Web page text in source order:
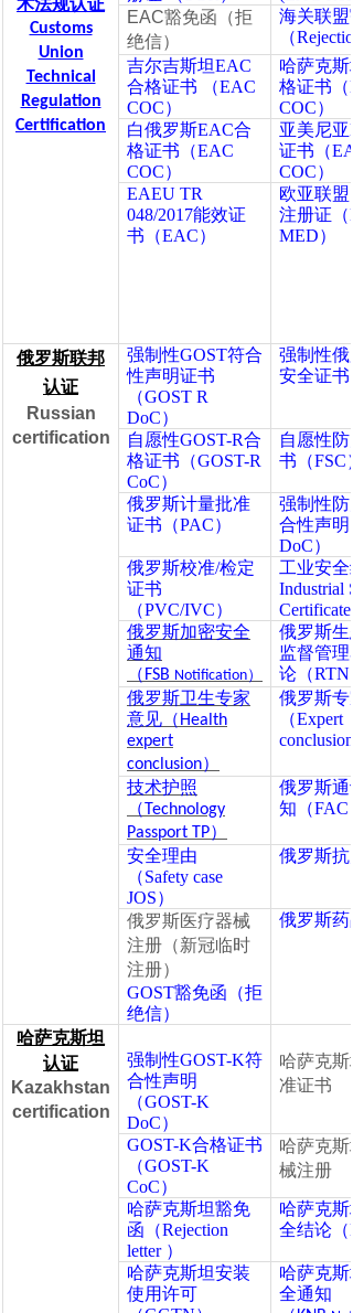
Customs
Union
Technical
Regulation
Certification
EAC豁免函（拒
绝信）
海关联盟
（
吉尔吉斯坦EAC
合格证书 （EAC
COC）
哈萨克斯
格证书（
COC）
白俄罗斯EAC合
格证书（EAC
COC）
亚美尼亚
证书（
COC）
EAEU TR
048/2017能效证
书（EAC）
欧亚联盟
注册证（
MED）
俄罗斯联邦
认证
Russian
certification
强制性GOST符合
性声明证书
（GOST R
DoC）
强制性俄
安全证书
自愿性GOST-R合
格证书（GOST-R
CoC）
自愿性防
书（FSC
俄罗斯计量批准
证书（PAC）
强制性防
合性声明
DoC）
俄罗斯校准/检定
证书
（PVC/IVC）
工业安全
Industrial
Certificate
俄罗斯加密安全
通知
（ FSB Notification）
俄罗斯生
监督管理
论（RTN
俄罗斯卫生专家
意见 （ Health
expert
conclusion）
俄罗斯专
（Expert
conclusion
技术护照
（Technology
Passport TP）
俄罗斯通
知（FAC
安全理由
（Safety case
JOS）
俄罗斯抗
俄罗斯医疗器械
注册（新冠临时
注册）
GOST豁免函（拒
绝信）
俄罗斯药
哈萨克斯坦
认证
Kazakhstan
certification
强制性GOST-K符
合性声明
（GOST-K
DoC）
哈萨克斯
准证书
GOST-K合格证书
（GOST-K
CoC）
哈萨克斯
械注册
哈萨克斯坦豁免
函（Rejection
letter ）
哈萨克斯
全结论（
哈萨克斯坦安装
使用许可
哈萨克斯
全通知